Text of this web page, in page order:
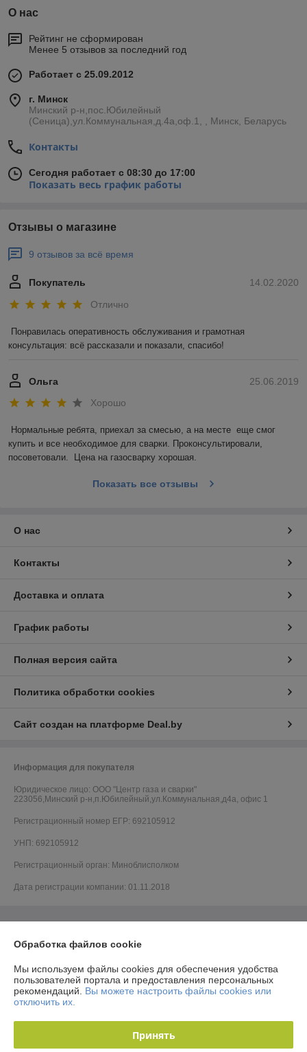
О нас
Рейтинг не сформирован
Менее 5 отзывов за последний год
Работает с 25.09.2012
г. Минск
Минский р-н,пос.Юбилейный
(Сеница),ул.Коммунальная,д.4а,оф.1, , Минск, Беларусь
Контакты
Сегодня работает с 08:30 до 17:00
Показать весь график работы
Отзывы о магазине
9 отзывов за всё время
14.02.2020
Покупатель
Отлично
Понравилась оперативность обслуживания и грамотная
консультация: всё рассказали и показали, спасибо!
25.06.2019
Ольга
Хорошо
Нормальные ребята, приехал за смесью, а на месте  еще смог
купить и все необходимое для сварки. Проконсультировали,
посоветовали.  Цена на газосварку хорошая.
Показать все отзывы
О нас
Контакты
Доставка и оплата
График работы
Полная версия сайта
Политика обработки cookies
Сайт создан на платформе Deal.by
Информация для покупателя
Юридическое лицо: ООО "Центр газа и сварки"
223056,Минский р-н,п.Юбилейный,ул.Коммунальная,д4а, офис 1
Регистрационный номер ЕГР: 692105912
УНП: 692105912
Регистрационный орган: Миноблисполком
Дата регистрации компании: 01.11.2018
Обработка файлов cookie
Мы используем файлы cookies для обеспечения удобства
пользователей портала и предоставления персональных
рекомендаций. Вы можете настроить файлы cookies или
отключить их.
Принять